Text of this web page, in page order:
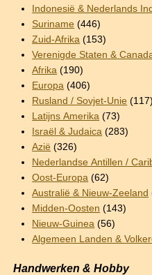
Indonesië & Nederlands
Suriname (446)
Zuid-Afrika (153)
Verenigde Staten &
Afrika (190)
Europa (406)
Rusland / Sovjet-Unie (117)
Latijns Amerika (73)
Israël & Judaica (283)
Azië (326)
Nederlandse Antillen /
Oost-Europa (62)
Australië & Nieuw-Zeeland
Midden-Oosten (143)
Nieuw-Guinea (56)
Algemeen Landen &
Handwerken & Hobby